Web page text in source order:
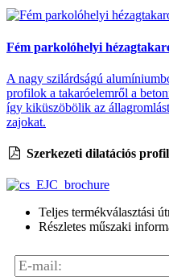
Fém parkolóhelyi
A nagy szilárdságú
profilok a takaróelemről a
így kiküszöbölik az
zajokat.
Szerkezeti dilatációs
Teljes termékválasztási
Részletes műszaki